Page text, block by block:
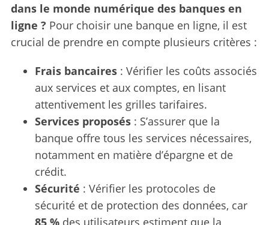
dans le monde numérique des banques en
ligne ? Pour choisir une banque en ligne, il est
crucial de prendre en compte plusieurs critères :
Frais bancaires: Vérifier les coûts associés
aux services et aux comptes, en lisant
attentivement les grilles tarifaires.
Services proposés: S’assurer que la
banque offre tous les services nécessaires,
notamment en matière d’épargne et de
crédit.
Sécurité : Vérifier les protocoles de
sécurité et de protection des données, car
85 %des utilisateurs estiment que la